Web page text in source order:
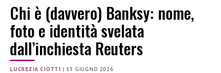
Chi è (davvero) Banksy: nome,
foto e identità svelata
dall’inchiesta Reuters
LUCREZIA CIOTTI | 13 GIUGNO 2026